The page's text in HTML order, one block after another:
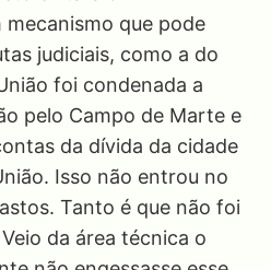
que pode
judiciais, como a do
foi condenada a
pelo Campo de Marte e
da dívida da cidade
Isso não entrou no
Tanto é que não foi
da área técnica o